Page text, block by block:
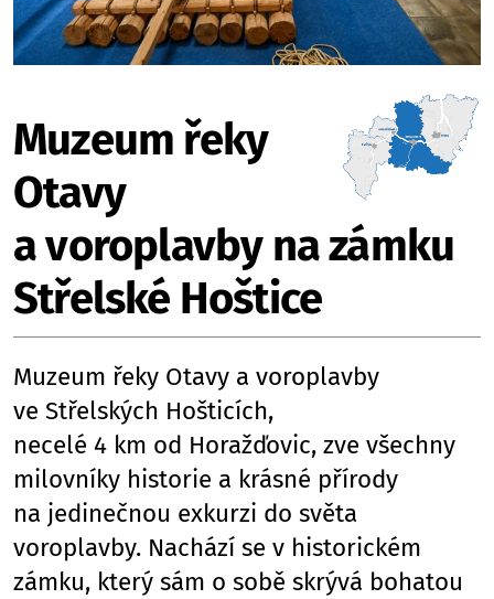
Muzeum řeky
Otavy
a voroplavby na zámku
Střelské Hoštice
Muzeum řeky Otavy a voroplavby
ve Střelských Hošticích,
necelé 4 km od Horažďovic, zve všechny
milovníky historie a krásné přírody
na jedinečnou exkurzi do světa
voroplavby. Nachází se v historickém
zámku, který sám o sobě skrývá bohatou